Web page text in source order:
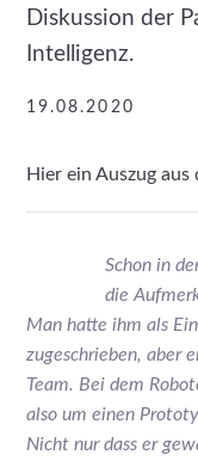
Diskussion der
Intelligenz.
19.08.2020
Hier ein Auszug aus
Schon in
die
Man hatte ihm als
zugeschrieben, aber
Team. Bei dem
also um einen
Nicht nur dass er